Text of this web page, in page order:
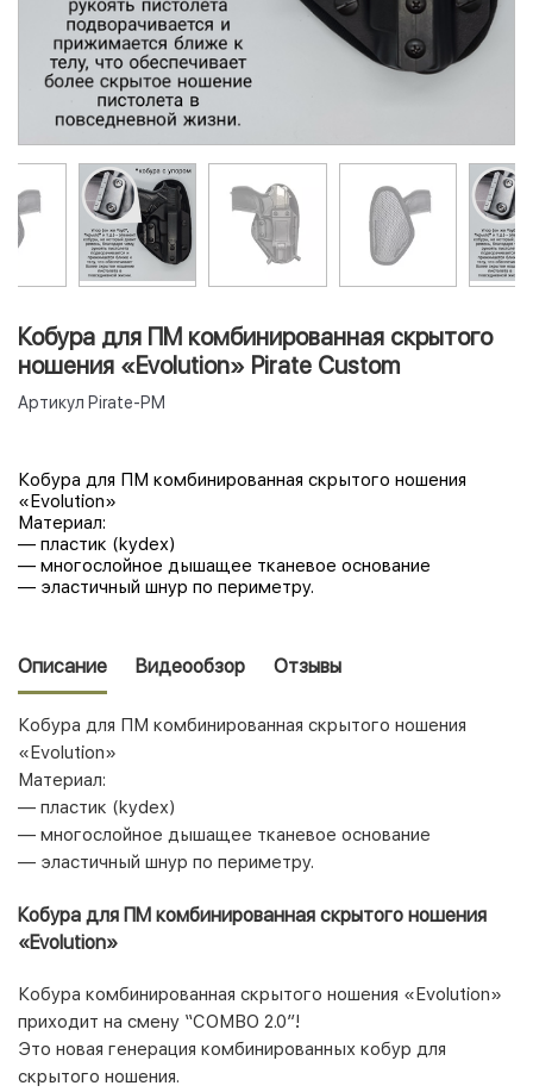
Кобура для ПМ комбинированная скрытого
ношения «Evolution» Pirate Custom
Артикул Pirate-PM
Кобура для ПМ комбинированная скрытого ношения
«Evolution»
Материал:
— пластик (kydex)
— многослойное дышащее тканевое основание
— эластичный шнур по периметру.
Описание Видеообзор Отзывы
Кобура для ПМ комбинированная скрытого ношения
«Evolution»
Материал:
— пластик (kydex)
— многослойное дышащее тканевое основание
— эластичный шнур по периметру.
Кобура для ПМ комбинированная скрытого ношения
«Evolution»
Кобура комбинированная скрытого ношения «Evolution»
приходит на смену “COMBO 2.0”!
Это новая генерация комбинированных кобур для
скрытого ношения.